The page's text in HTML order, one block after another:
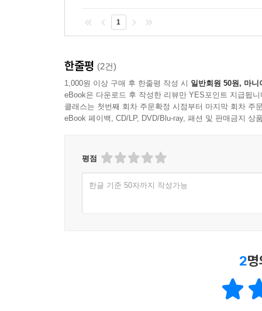
1
한줄평 (2건)
1,000원 이상 구매 후 한줄평 작성 시 일반회원 50원, 마니
eBook은 다운로드 후 작성한 리뷰만 YES포인트 지급됩니
클래스는 첫번째 회차 주문확정 시점부터 마지막 회차 주
eBook 페이백, CD/LP, DVD/Blu-ray, 패션 및 판매금지 상
평점
한글 기준 50자까지 작성가능
2